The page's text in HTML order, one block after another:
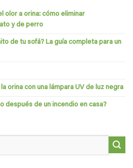
olor a orina: cómo eliminar
y de perro
de tu sofá? La guía completa para un
orina con una lámpara UV de luz negra
después de un incendio en casa?